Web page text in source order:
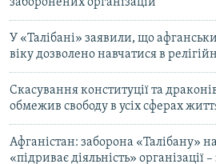
заборонених організацій
У «Талібані» заявили, що
віку дозволено навчатися в
Скасування конституції та
обмежив свободу в усіх сферах
Афганістан: заборона «Талібану»
«підриває діяльність» організації –